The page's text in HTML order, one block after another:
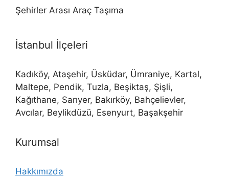
Şehirler Arası Araç Taşıma
İstanbul İlçeleri
Kadıköy, Ataşehir, Üsküdar, Ümraniye, Kartal,
Maltepe, Pendik, Tuzla, Beşiktaş, Şişli,
Kağıthane, Sarıyer, Bakırköy, Bahçelievler,
Avcılar, Beylikdüzü, Esenyurt, Başakşehir
Kurumsal
Hakkımızda